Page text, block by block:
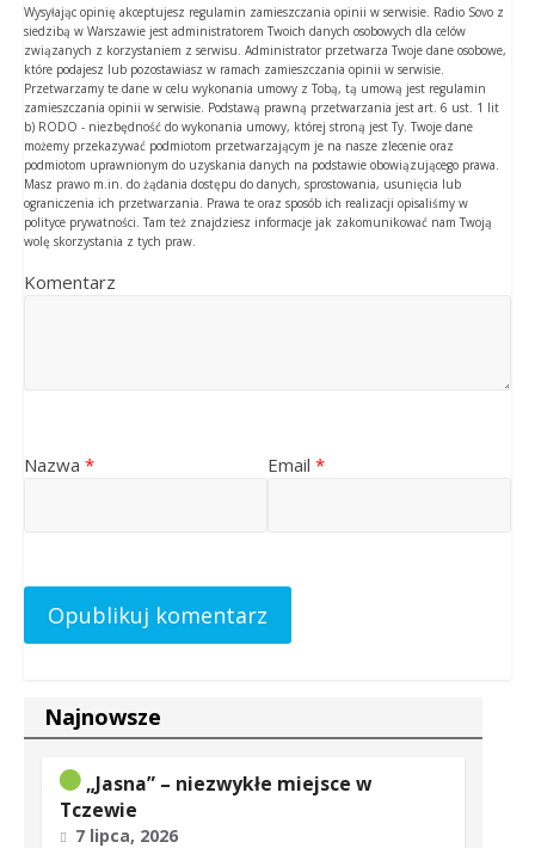
Wysyłając opinię akceptujesz regulamin zamieszczania opinii w serwisie. Radio Sovo z
siedzibą w Warszawie jest administratorem Twoich danych osobowych dla celów
związanych z korzystaniem z serwisu. Administrator przetwarza Twoje dane osobowe,
które podajesz lub pozostawiasz w ramach zamieszczania opinii w serwisie.
Przetwarzamy te dane w celu wykonania umowy z Tobą, tą umową jest regulamin
zamieszczania opinii w serwisie. Podstawą prawną przetwarzania jest art. 6 ust. 1 lit
b) RODO - niezbędność do wykonania umowy, której stroną jest Ty. Twoje dane
możemy przekazywać podmiotom przetwarzającym je na nasze zlecenie oraz
podmiotom uprawnionym do uzyskania danych na podstawie obowiązującego prawa.
Masz prawo m.in. do żądania dostępu do danych, sprostowania, usunięcia lub
ograniczenia ich przetwarzania. Prawa te oraz sposób ich realizacji opisaliśmy w
polityce prywatności. Tam też znajdziesz informacje jak zakomunikować nam Twoją
wolę skorzystania z tych praw.
Komentarz
Nazwa * Email *
Najnowsze
„Jasna” – niezwykłe miejsce w
Tczewie
7 lipca, 2026